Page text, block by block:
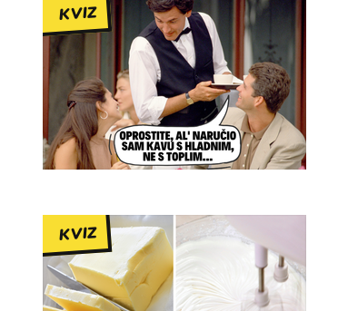
KVIZ
KVIZ